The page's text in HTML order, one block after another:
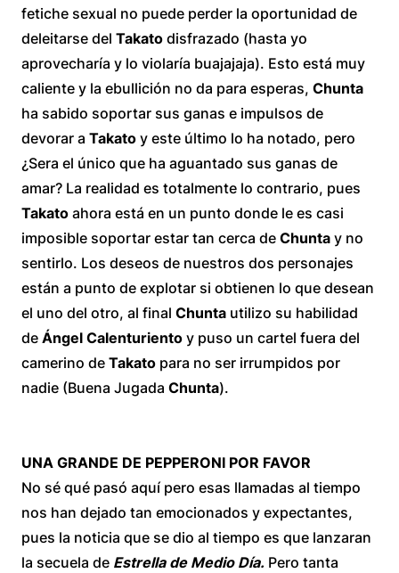
fetiche sexual no puede perder la oportunidad de
deleitarse del Takato disfrazado (hasta yo
aprovecharía y lo violaría buajajaja). Esto está muy
caliente y la ebullición no da para esperas, Chunta
ha sabido soportar sus ganas e impulsos de
devorar a Takato y este último lo ha notado, pero
¿Sera el único que ha aguantado sus ganas de
amar? La realidad es totalmente lo contrario, pues
Takato ahora está en un punto donde le es casi
imposible soportar estar tan cerca de Chunta y no
sentirlo. Los deseos de nuestros dos personajes
están a punto de explotar si obtienen lo que desean
el uno del otro, al final Chunta utilizo su habilidad
de Ángel Calenturiento y puso un cartel fuera del
camerino de Takato para no ser irrumpidos por
nadie (Buena Jugada Chunta).
UNA GRANDE DE PEPPERONI POR FAVOR
No sé qué pasó aquí pero esas llamadas al tiempo
nos han dejado tan emocionados y expectantes,
pues la noticia que se dio al tiempo es que lanzaran
la secuela de Estrella de Medio Día. Pero tanta